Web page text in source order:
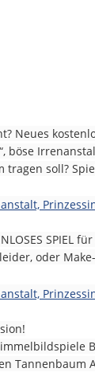
Neues
böse
soll?
oder
Tannenbaum